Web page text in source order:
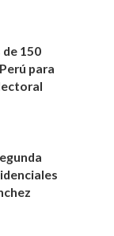
de 150
para